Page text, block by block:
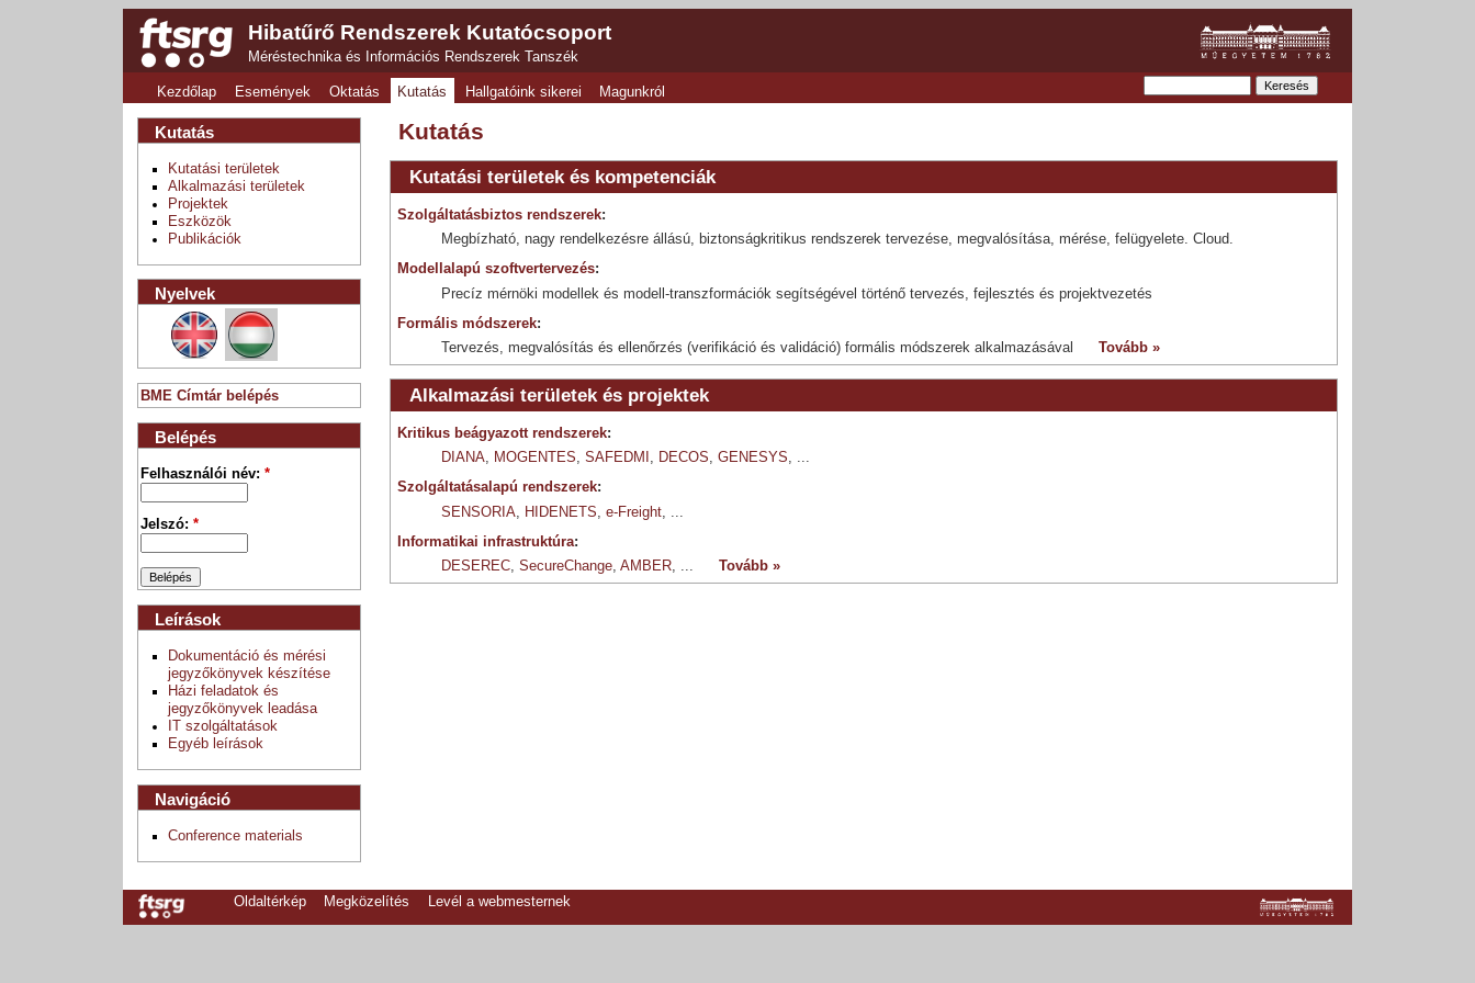
Hibatűrő Rendszerek Kutatócsoport
Méréstechnika és Információs Rendszerek Tanszék
Kezdőlap Események Oktatás Kutatás Hallgatóink sikerei Magunkról
Kutatás
Kutatási területek és kompetenciák
Szolgáltatásbiztos rendszerek:
Megbízható, nagy rendelkezésre állású, biztonságkritikus rend­sze­rek tervezése, megvalósítása, mérése, felügyelete. Cloud.
Modellalapú szoftvertervezés:
Precíz mérnöki modellek és modell-transzformációk segítségével történő tervezés, fejlesztés és projektvezetés
Formális módszerek:
Tervezés, megvalósítás és ellenőrzés (verifikáció és validáció) formális módszerek alkalmazásával
Tovább »
Alkalmazási területek és projektek
Kritikus beágyazott rendszerek:
DIANA, MOGENTES, SAFEDMI , DECOS, GENESYS, ...
Szolgáltatásalapú rendszerek:
SENSORIA, HIDENETS e-Freight, ...
Informatikai infrastruktúra:
DESEREC, SecureChange, AMBER, ... Tovább »
Kutatás
Kutatási területek
Alkalmazási területek
Projektek
Eszközök
Publikációk
Nyelvek
BME Címtár belépés
Belépés
Felhasználói név:*
Jelszó:*
Leírások
Dokumentáció és mérési
jegyzőkönyvek készítése
Házi feladatok és
jegyzőkönyvek leadása
IT szolgáltatások
Egyéb leírások
Navigáció
Conference materials
Oldaltérkép Megközelítés Levél a webmesternek